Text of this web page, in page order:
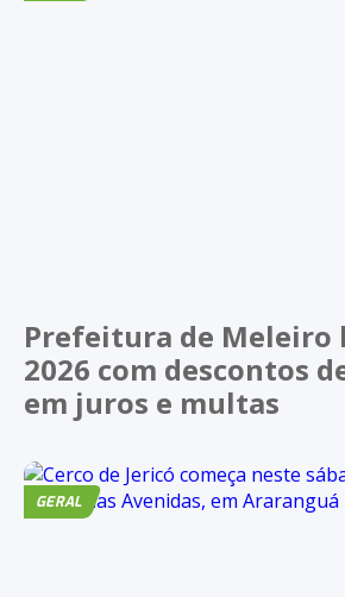
Prefeitura de Meleiro
2026 com descontos
em juros e multas
GERAL